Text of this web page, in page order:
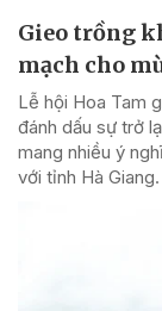
Gieo trồng
mạch cho
Lễ hội Hoa Tam
đánh dấu sự trở
mang nhiều ý
với tỉnh Hà Giang.